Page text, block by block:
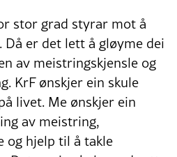
stor grad styrar mot å
Då er det lett å gløyme dei
av meistringskjensle og
KrF ønskjer ein skule
livet. Me ønskjer ein
av meistring,
og hjelp til å takle